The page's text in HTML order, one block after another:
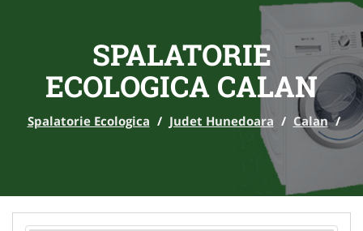
SPALATORIE
ECOLOGICA CALAN
Spalatorie Ecologica / Judet Hunedoara / Calan /